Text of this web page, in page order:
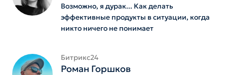
Возможно, я дурак... Как делать
эффективные продукты в ситуации, когда
никто ничего не понимает
Битрикс24
Роман Горшков